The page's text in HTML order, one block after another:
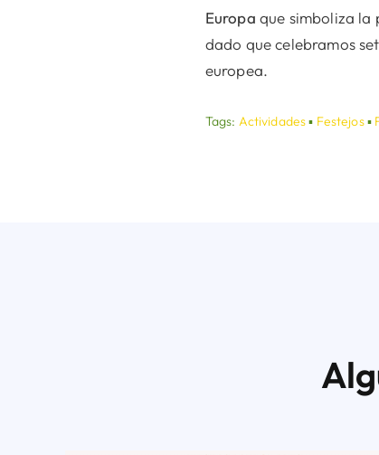
Europa que simboliza la
dado que celebramos
europea.
Tags: Actividades▪ Festejos▪